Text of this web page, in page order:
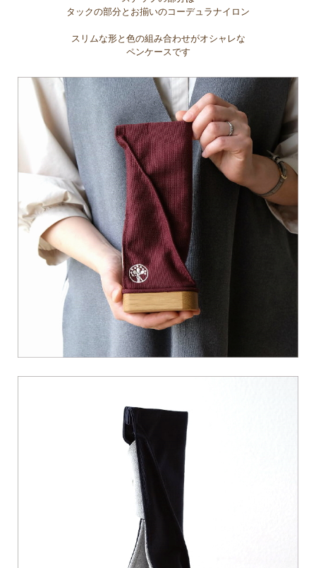
タックの部分とお揃いのコーデュラナイロン
スリムな形と色の組み合わせがオシャレな
ペンケースです